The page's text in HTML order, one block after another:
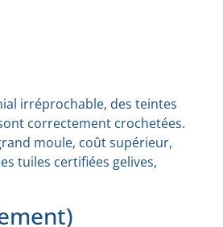
irréprochable, des teintes
correctement crochetées.
moule, coût supérieur,
tuiles certifiées gelives,